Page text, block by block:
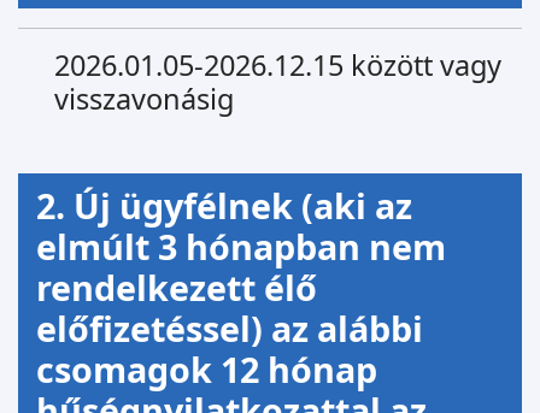
2026.01.05-2026.12.15 között vagy
visszavonásig
2. Új ügyfélnek (aki az
elmúlt 3 hónapban nem
rendelkezett élő
előfizetéssel) az alábbi
csomagok 12 hónap